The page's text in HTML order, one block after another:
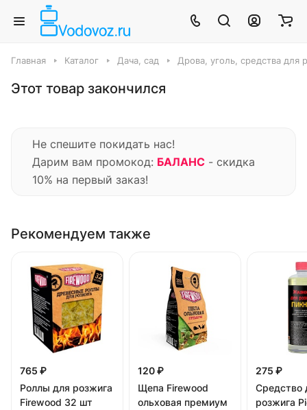
Главная Каталог Дача, сад Дрова, уголь, средства для
Этот товар закончился
Не спешите покидать нас!
Дарим вам промокод: БАЛАНС - скидка
10% на первый заказ!
Рекомендуем также
765 ₽
Роллы для розжига
Firewood 32 шт
120 ₽
Щепа Firewood
ольховая премиум
275 ₽
Средство
розжига